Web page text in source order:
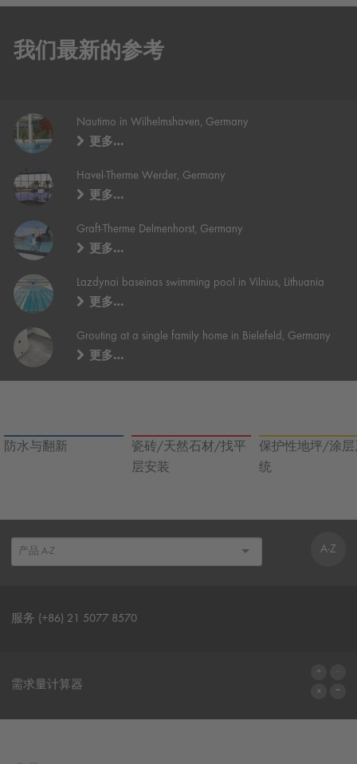
我们最新的参考
Nautimo in Wilhelmshaven, Germany
更多…
Havel-Therme Werder, Germany
更多…
Graft-Therme Delmenhorst, Germany
更多…
Lazdynai baseinas swimming pool in Vilnius, Lithuania
更多…
Grouting at a single family home in Bielefeld, Germany
更多…
防水与翻新
瓷砖/天然石材/找平
层安装
保护性地坪/涂层
统
A-Z
服务 (+86) 21 5077 8570
需求量计算器